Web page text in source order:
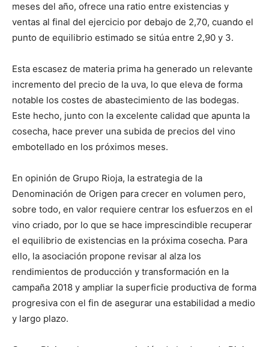
meses del año, ofrece una ratio entre existencias y
ventas al final del ejercicio por debajo de 2,70, cuando el
punto de equilibrio estimado se sitúa entre 2,90 y 3.
Esta escasez de materia prima ha generado un relevante
incremento del precio de la uva, lo que eleva de forma
notable los costes de abastecimiento de las bodegas.
Este hecho, junto con la excelente calidad que apunta la
cosecha, hace prever una subida de precios del vino
embotellado en los próximos meses.
En opinión de Grupo Rioja, la estrategia de la
Denominación de Origen para crecer en volumen pero,
sobre todo, en valor requiere centrar los esfuerzos en el
vino criado, por lo que se hace imprescindible recuperar
el equilibrio de existencias en la próxima cosecha. Para
ello, la asociación propone revisar al alza los
rendimientos de producción y transformación en la
campaña 2018 y ampliar la superficie productiva de forma
progresiva con el fin de asegurar una estabilidad a medio
y largo plazo.